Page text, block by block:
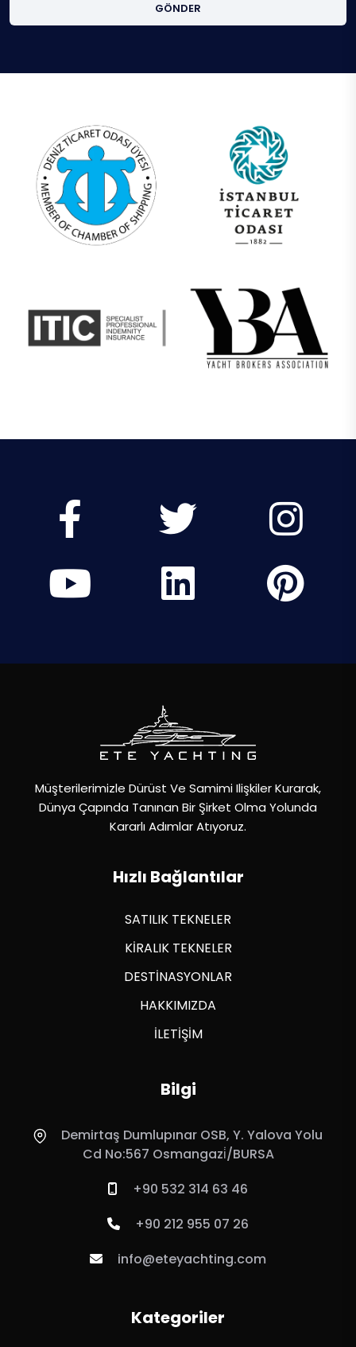
GÖNDER
Müşterilerimizle Dürüst Ve Samimi Ilişkiler Kurarak,
Dünya Çapında Tanınan Bir Şirket Olma Yolunda
Kararlı Adımlar Atıyoruz.
Hızlı Bağlantılar
SATILIK TEKNELER
KİRALIK TEKNELER
DESTİNASYONLAR
HAKKIMIZDA
İLETİŞİM
Bilgi
Demirtaş Dumlupınar OSB, Y. Yalova Yolu
Cd No:567 Osmangazi̇/BURSA
+90 532 314 63 46
+90 212 955 07 26
info@eteyachting.com
Kategoriler